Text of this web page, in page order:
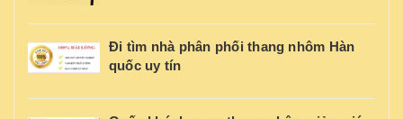
Đi tìm nhà phân phối thang nhôm Hàn
quốc uy tín